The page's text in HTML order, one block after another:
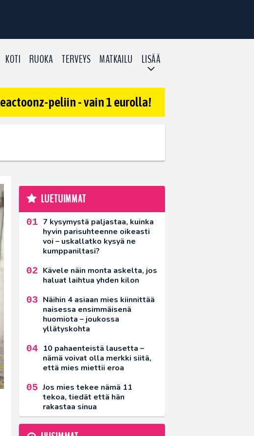
KOTI RUOKA TERVEYS MATKAILU LISÄÄ
peliin - vain 1 eurolla!
LUETUIMMAT
7 kysymystä paljastaa, kuinka
hyvin parisuhteenne oikeasti
voi – uskallatko kysyä ne
kumppaniltasi?
Kävele näin monta askelta, jos
haluat laihtua yhden kilon
Näihin 4 asiaan mies kiinnittää
naisessa ensimmäisenä
huomiota – joukossa
yllätyskohta
10 pahaenteistä lausetta –
nämä voivat olla merkki siitä,
että mies miettii eroa
Jos mies tekee nämä 11
tekoa, tiedät että hän
rakastaa sinua